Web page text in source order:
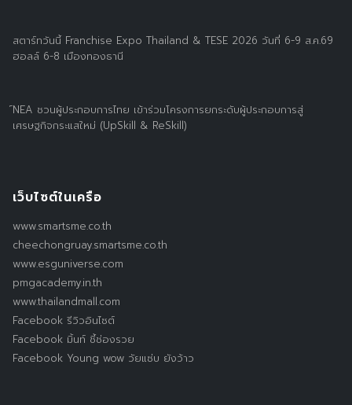
สตาร์ทวันนี้ Franchise Expo Thailand & TESE 2026 วันที่ 6-9 ส.ค.69
ฮอลล์ 6-8 เมืองทองธานี
์NEA ชวนผู้ประกอบการไทย เข้าร่วมโครงการยกระดับผู้ประกอบการสู่
เศรษฐกิจกระแสใหม่ (UpSkill & ReSkill)
เว็บไซต์ในเครือ
www.smartsme.co.th
cheechongruay.smartsme.co.th
www.esguniverse.com
pmgacademy.in.th
www.thailandmall.com
Facebook รีวิวอินไซต์
Facebook มิ้นท์ ชี้ช่องรวย
Facebook Young wow วัยแซ่บ ยังว้าว